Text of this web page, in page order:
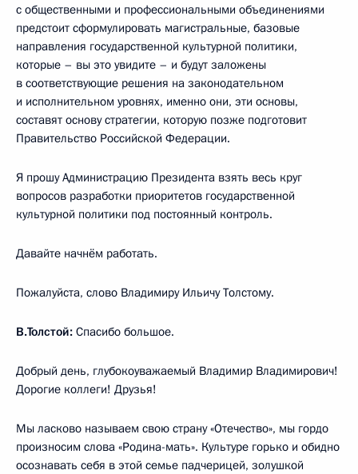
с общественными и профессиональными объединениями
предстоит сформулировать магистральные, базовые
направления государственной культурной политики,
которые – вы это увидите – и будут заложены
в соответствующие решения на законодательном
и исполнительном уровнях, именно они, эти основы,
составят основу стратегии, которую позже подготовит
Правительство Российской Федерации.
Я прошу Администрацию Президента взять весь круг
вопросов разработки приоритетов государственной
культурной политики под постоянный контроль.
Давайте начнём работать.
Пожалуйста, слово Владимиру Ильичу Толстому.
В.Толстой: Спасибо большое.
Добрый день, глубокоуважаемый Владимир Владимирович!
Дорогие коллеги! Друзья!
Мы ласково называем свою страну «Отечество», мы гордо
произносим слова «Родина-мать». Культуре горько и обидно
осознавать себя в этой семье падчерицей, золушкой